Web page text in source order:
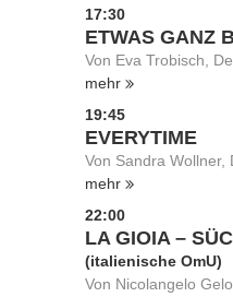
17:30
ETWAS GANZ
Von Eva Trobisch,
mehr
19:45
EVERYTIME
Von Sandra Wollner,
mehr
22:00
LA GIOIA –
(italienische OmU)
Von Nicolangelo